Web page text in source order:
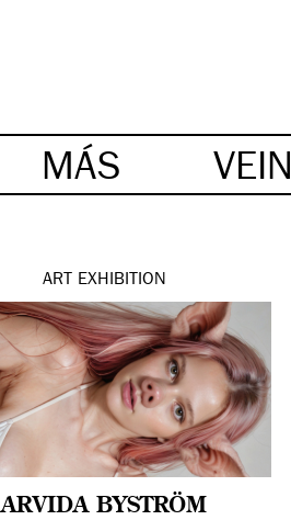
MÁS VEIN
ART EXHIBITION
ARVIDA BYSTRÖM